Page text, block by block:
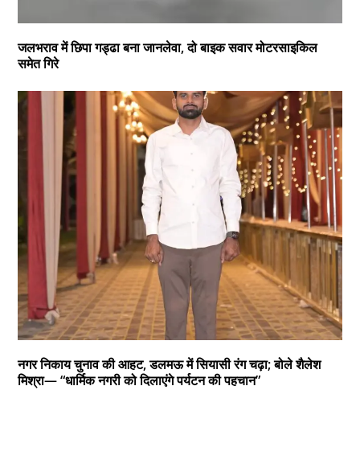
जलभराव में छिपा गड्ढा बना जानलेवा, दो बाइक सवार मोटरसाइकिल
समेत गिरे
नगर निकाय चुनाव की आहट, डलमऊ में सियासी रंग चढ़ा; बोले शैलेश
मिश्रा— “धार्मिक नगरी को दिलाएंगे पर्यटन की पहचान”